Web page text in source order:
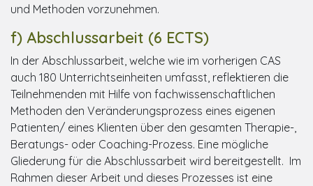
und Methoden vorzunehmen.
f) Abschlussarbeit (6 ECTS)
In der Abschlussarbeit, welche wie im vorherigen CAS
auch 180 Unterrichtseinheiten umfasst, reflektieren die
Teilnehmenden mit Hilfe von fachwissenschaftlichen
Methoden den Veränderungsprozess eines eigenen
Patienten/ eines Klienten über den gesamten Therapie-,
Beratungs- oder Coaching-Prozess. Eine mögliche
Gliederung für die Abschlussarbeit wird bereitgestellt. Im
Rahmen dieser Arbeit und dieses Prozesses ist eine